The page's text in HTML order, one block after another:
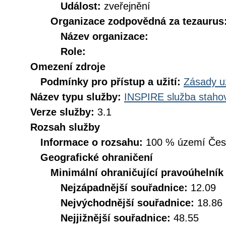
Událost: zveřejnění
Organizace zodpovědná za
Název organizace:
Role:
Omezení zdroje
Podmínky pro přístup a užití: Zásady
Název typu služby: INSPIRE služba
Verze služby: 3.1
Rozsah služby
Informace o rozsahu: 100 % území
Geografické ohraničení
Minimální ohraničující pravoúhelník
Nejzápadnější souřadnice: 12.09
Nejvýchodnější souřadnice: 18.86
Nejjižnější souřadnice: 48.55